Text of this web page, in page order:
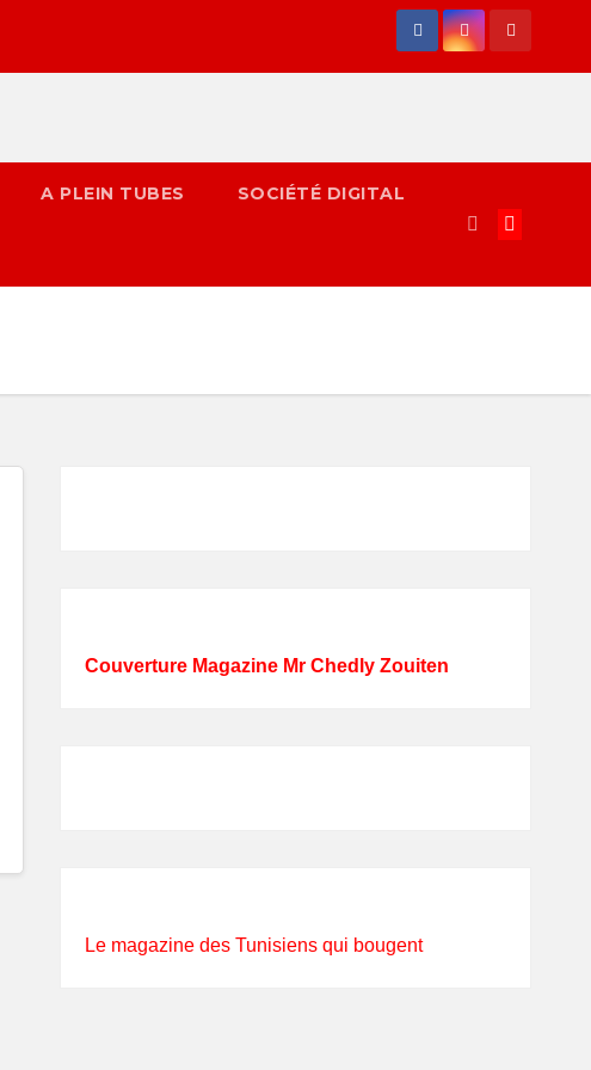
A PLEIN TUBES SOCIÉTÉ DIGITAL
Couverture Magazine Mr Chedly Zouiten
Le magazine des Tunisiens qui bougent